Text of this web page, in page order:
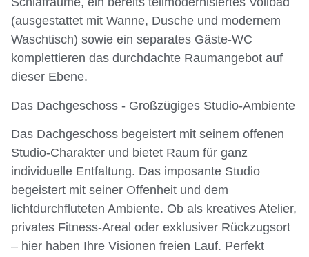
(ausgestattet mit Wanne, Dusche und modernem
Waschtisch) sowie ein separates Gäste-WC
komplettieren das durchdachte Raumangebot auf
dieser Ebene.
Das Dachgeschoss - Großzügiges Studio-Ambiente
Das Dachgeschoss begeistert mit seinem offenen
Studio-Charakter und bietet Raum für ganz
individuelle Entfaltung. Das imposante Studio
begeistert mit seiner Offenheit und dem
lichtdurchfluteten Ambiente. Ob als kreatives Atelier,
privates Fitness-Areal oder exklusiver Rückzugsort
– hier haben Ihre Visionen freien Lauf. Perfekt